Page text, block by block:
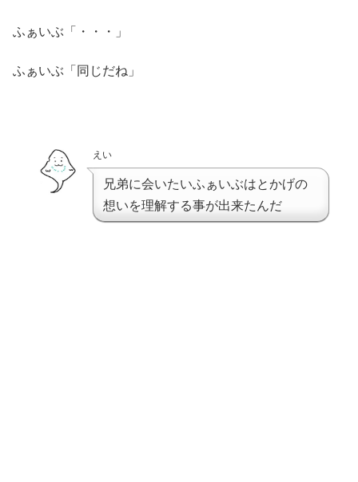
ふぁいぶ「・・・」
ふぁいぶ「同じだね」
えい
兄弟に会いたいふぁいぶはとかげの
想いを理解する事が出来たんだ